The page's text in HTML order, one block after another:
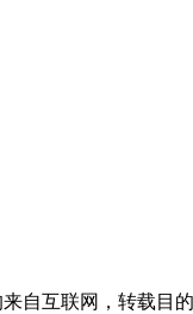
自互联网，转载目